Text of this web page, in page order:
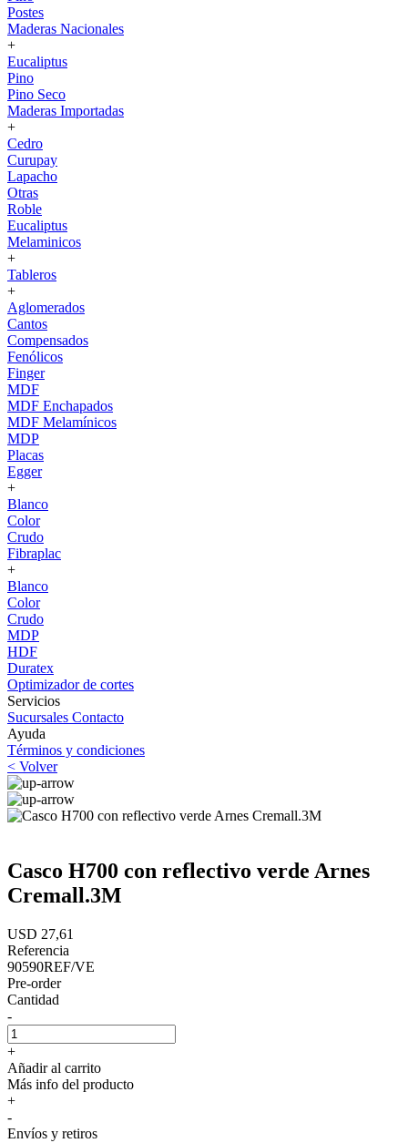
Postes
Maderas Nacionales
+
Eucaliptus
Pino
Pino Seco
Maderas Importadas
+
Cedro
Curupay
Lapacho
Otras
Roble
Eucaliptus
Melaminicos
+
Tableros
+
Aglomerados
Cantos
Compensados
Fenólicos
Finger
MDF
MDF Enchapados
MDF Melamínicos
MDP
Placas
Egger
+
Blanco
Color
Crudo
Fibraplac
+
Blanco
Color
Crudo
MDP
HDF
Duratex
Optimizador de cortes
Servicios
Sucursales Contacto
Ayuda
Términos y condiciones
< Volver
Casco H700 con reflectivo verde Arnes
Cremall.3M
USD 27,61
Referencia
90590REF/VE
Pre-order
Cantidad
-
+
Añadir al carrito
Más info del producto
+
-
Envíos y retiros